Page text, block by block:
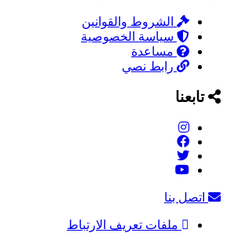
الشروط والقوانين
سياسة الخصوصية
مساعدة
رابط نصي
تابعنا
اتصل بنا
ملفات تعريف الارتباط